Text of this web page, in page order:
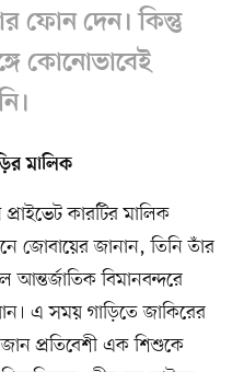
ফোন দেন। কিন্তু
কোনোভাবেই
মালিক
কারটির মালিক
জোবায়ের জানান, তিনি তাঁর
আন্তর্জাতিক বিমানবন্দরে
এ সময় গাড়িতে জাকিরের
প্রতিবেশী এক শিশুকে